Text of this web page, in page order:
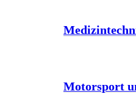
Motorsport